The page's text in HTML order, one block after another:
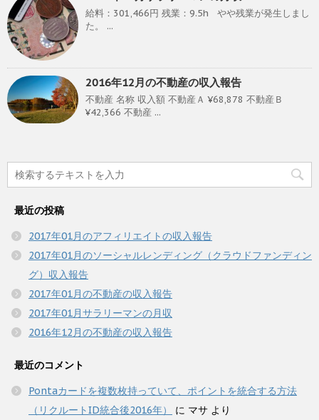
給料：301,466円 残業：9.5h やや残業が発生しまし
た。 ...
2016年12月の不動産の収入報告
不動産 名称 収入額 不動産Ａ ¥68,878 不動産Ｂ
¥42,366 不動産 ...
最近の投稿
2017年01月のアフィリエイトの収入報告
2017年01月のソーシャルレンディング（クラウドファンディン
グ）収入報告
2017年01月の不動産の収入報告
2017年01月サラリーマンの月収
2016年12月の不動産の収入報告
最近のコメント
Pontaカードを複数枚持っていて、ポイントを統合する方法
（リクルートID統合後2016年）
に マサ より